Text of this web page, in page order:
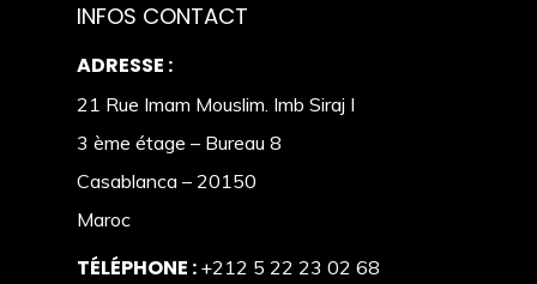
INFOS CONTACT
ADRESSE :
21 Rue Imam Mouslim. Imb Siraj I
3 ème étage – Bureau 8
Casablanca – 20150
Maroc
TÉLÉPHONE : +212 5 22 23 02 68